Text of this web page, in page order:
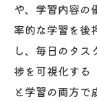
や、学習内容の
率的な学習を後
し、毎日のタ
捗を可視化する
と学習の両方で